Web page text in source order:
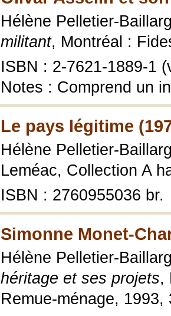
Hélène Pelletier-
militant, Montréal :
ISBN : 2-7621-1889-1
Notes : Comprend un
Le pays légitime
Hélène Pelletier-
Leméac, Collection A
ISBN : 2760955036 br.
Simonne Monet-
Hélène Pelletier-
héritage et ses projets,
Remue-ménage, 1993,